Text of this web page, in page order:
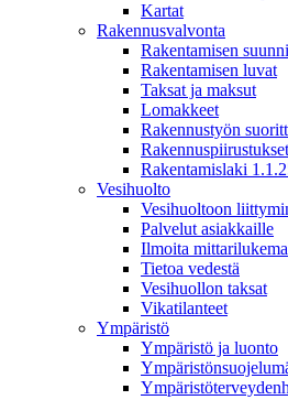
Kartat
Rakennusvalvonta
Rakentamisen
Rakentamisen luvat
Taksat ja maksut
Lomakkeet
Rakennustyön
Rakennuspiirustukset
Rakentamislaki
Vesihuolto
Vesihuoltoon
Palvelut asiakkaille
Ilmoita mittarilukema
Tietoa vedestä
Vesihuollon taksat
Vikatilanteet
Ympäristö
Ympäristö ja luonto